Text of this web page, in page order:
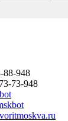
88-948
73-948